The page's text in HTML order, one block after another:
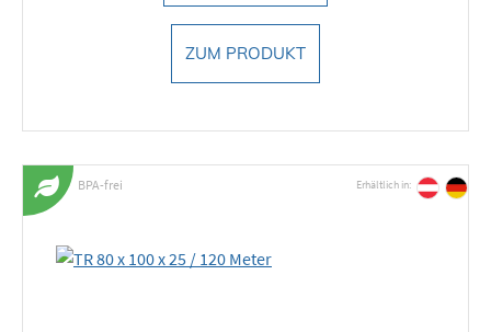
ZUM PRODUKT
BPA-frei Erhältlich in: